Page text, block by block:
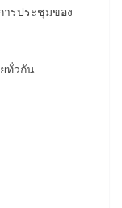
ารประชุมของ
ทั่วกัน